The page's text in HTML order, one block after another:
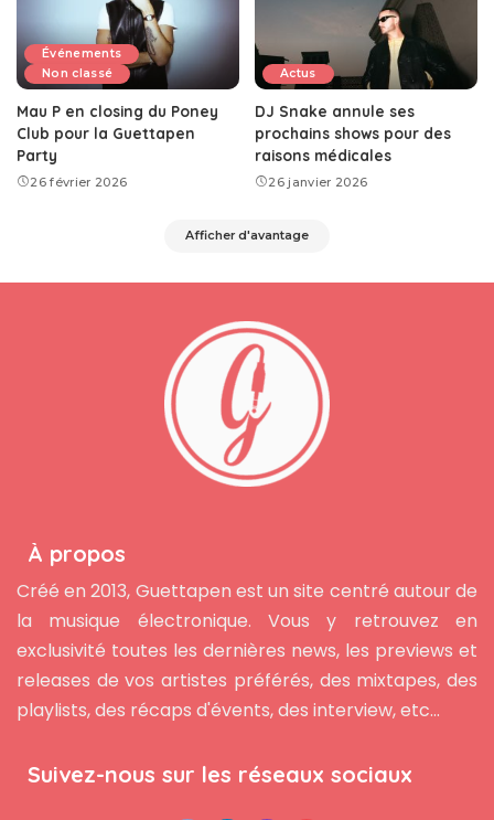
Événements
Non classé
Mau P en closing du Poney
Club pour la Guettapen
Party
26 février 2026
Actus
DJ Snake annule ses
prochains shows pour des
raisons médicales
26 janvier 2026
Afficher d'avantage
À propos
Créé en 2013, Guettapen est un site centré autour de
la musique électronique. Vous y retrouvez en
exclusivité toutes les dernières news, les previews et
releases de vos artistes préférés, des mixtapes, des
playlists, des récaps d'évents, des interview, etc...
Suivez-nous sur les réseaux sociaux